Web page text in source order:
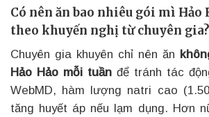
Có nên ăn bao nhiêu gói mì Hảo
theo khuyến nghị từ chuyên gia?
Chuyên gia khuyên chỉ nên ăn
Hảo Hảo mỗi tuần để tránh tác
WebMD, hàm lượng natri cao
tăng huyết áp nếu lạm dụng. Hơn